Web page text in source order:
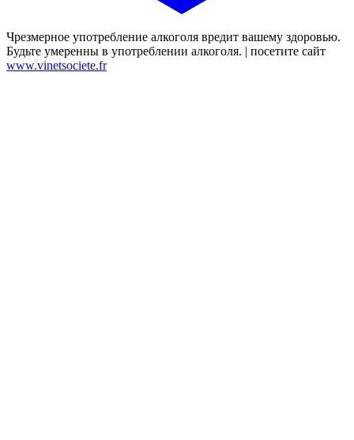
Чрезмерное употребление алкоголя вредит вашему здоровью.
Будьте умеренны в употреблении алкоголя. | посетите сайт
www.vinetsociete.fr